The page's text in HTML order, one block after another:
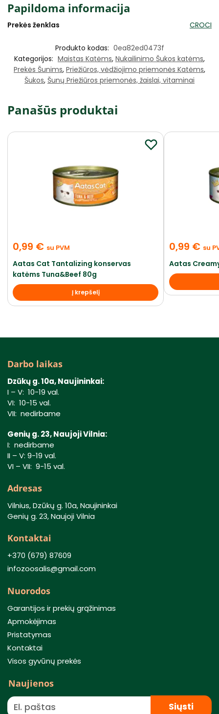
Papildoma informacija
Prekės ženklas CROCI
Produkto kodas: 0ea82ed0473f
Kategorijos: Maistas Katėms, Nukailinimo Šukos katėms,
Prekės Šunims, Priežiūros, vėdžiojimo priemonės Katėms,
Šukos, Šunų Priežiūros priemonės, žaislai, vitaminai
Panašūs produktai
0,99 € su PVM
Aatas Cat Tantalizing konservas
katėms Tuna&Beef 80g
Į krepšelį
0,99 € su
Aatas
Darbo laikas
Dzūkų g. 10a, Naujininkai:
I – V: 10-19 val.
VI: 10-15 val.
VII: nedirbame
Genių g. 23, Naujoji Vilnia:
I: nedirbame
II – V: 9-19 val.
VI – VII: 9-15 val.
Adresas
Vilnius, Dzūkų g. 10a, Naujininkai
Genių g. 23, Naujoji Vilnia
Kontaktai
+370 (679) 87609
infozoosalis@gmail.com
Nuorodos
Garantijos ir prekių grąžinimas
Apmokėjimas
Pristatymas
Kontaktai
Visos gyvūnų prekės
Naujienos
Siųsti